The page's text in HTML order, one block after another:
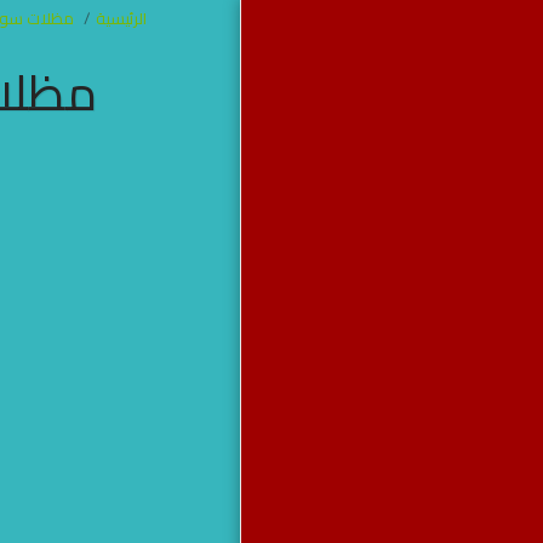
الرئيسية مظلات